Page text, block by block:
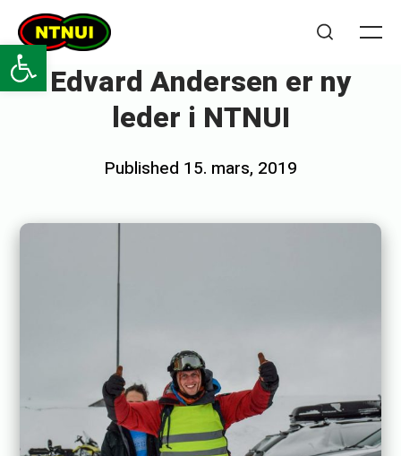
Open toolbar
Skip
content
NTNUI
Edvard Andersen er ny
leder i NTNUI
Posted
Published 15. mars, 2019
O
o
p